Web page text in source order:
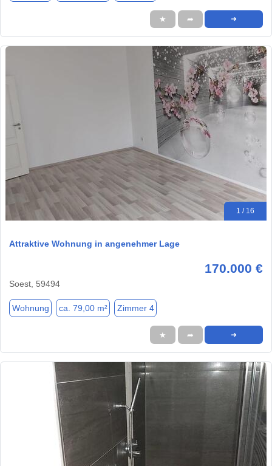
★ ➦ ➜
1 / 16
Attraktive Wohnung in angenehmer Lage
170.000 €
Soest, 59494
Wohnung ca. 79,00 m² Zimmer 4
★ ➦ ➜